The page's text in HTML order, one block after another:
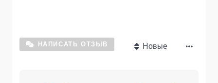
НАПИСАТЬ ОТЗЫВ Новые